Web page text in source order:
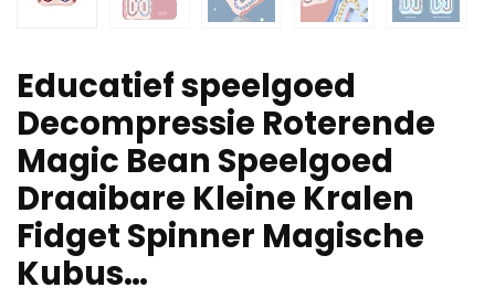
Educatief speelgoed
Decompressie Roterende
Magic Bean Speelgoed
Draaibare Kleine Kralen
Fidget Spinner Magische
Kubus…